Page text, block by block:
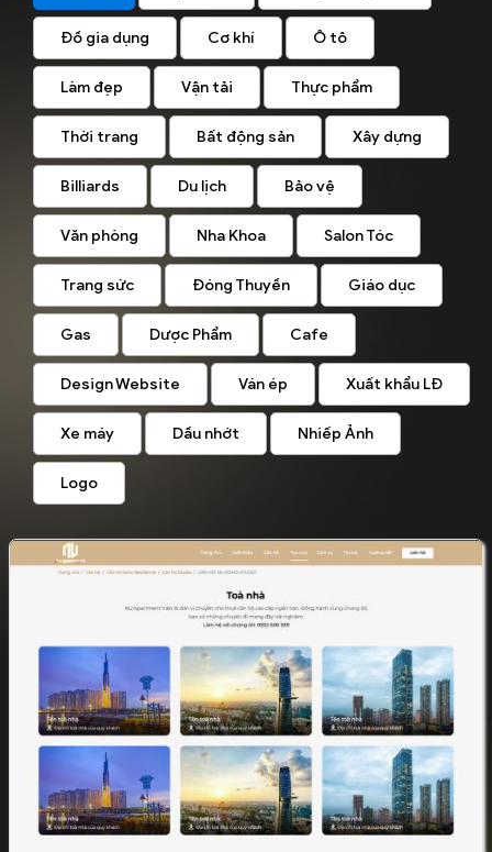
Đồ gia dụng Cơ khí Ô tô
Làm đẹp Vận tải Thực phẩm
Thời trang Bất động sản Xây dựng
Billiards Du lịch Bảo vệ
Văn phòng Nha Khoa Salon Tóc
Trang sức Đóng Thuyền Giáo dục
Gas Dược Phẩm Cafe
Design Website Ván ép Xuất khẩu LĐ
Xe máy Dầu nhớt Nhiếp Ảnh
Logo